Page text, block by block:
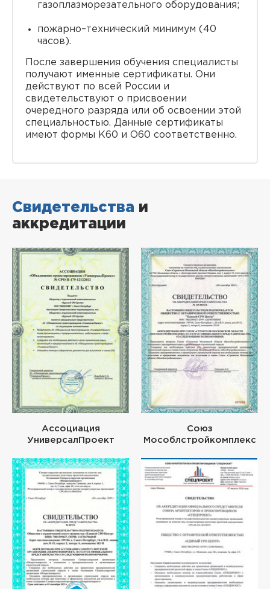
газоплазморезательного оборудования;
пожарно–технический минимум (40
часов).
После завершения обучения специалисты
получают именные сертификаты. Они
действуют по всей России и
свидетельствуют о присвоении
очередного разряда или об освоении этой
специальностью. Данные сертификаты
имеют формы K60 и O60 соответственно.
Свидетельства и
аккредитации
Ассоциация
УниверсалПроект
Союз
Мособлстройкомплекс